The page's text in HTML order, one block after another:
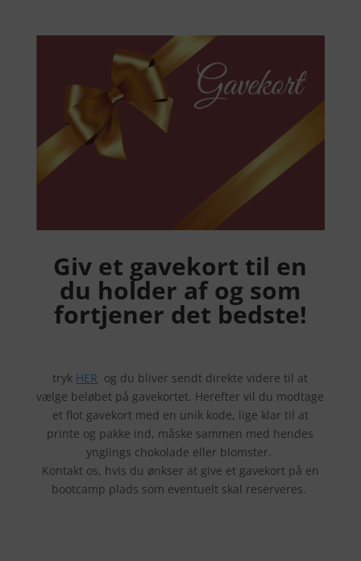
Giv et gavekort til en
du holder af og som
fortjener det bedste!
tryk HER og du bliver sendt direkte videre til at
vælge beløbet på gavekortet. Herefter vil du modtage
et flot gavekort med en unik kode, lige klar til at
printe og pakke ind, måske sammen med hendes
ynglings chokolade eller blomster.
Kontakt os, hvis du ønkser at give et gavekort på en
bootcamp plads som eventuelt skal reserveres.